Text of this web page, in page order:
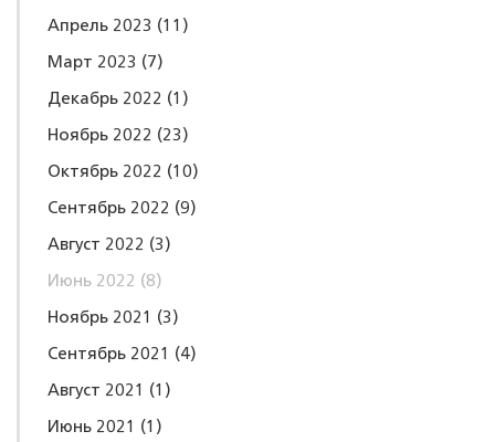
Апрель 2023 (11)
Март 2023 (7)
Декабрь 2022 (1)
Ноябрь 2022 (23)
Октябрь 2022 (10)
Сентябрь 2022 (9)
Август 2022 (3)
Июнь 2022 (8)
Ноябрь 2021 (3)
Сентябрь 2021 (4)
Август 2021 (1)
Июнь 2021 (1)